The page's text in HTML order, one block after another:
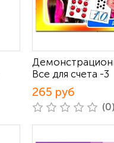
Все для счета -3
265 руб